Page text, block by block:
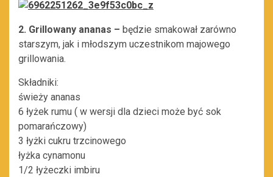
2. Grillowany ananas – będzie smakował zarówno
starszym, jak i młodszym uczestnikom majowego
grillowania.
Składniki:
świeży ananas
6 łyżek rumu ( w wersji dla dzieci może być sok
pomarańczowy)
3 łyżki cukru trzcinowego
łyżka cynamonu
1/2 łyżeczki imbiru